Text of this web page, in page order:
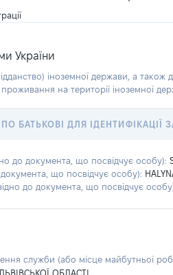
України
іноземної держави, а також
на території іноземної
ПО БАТЬКОВІ ДЛЯ ІДЕНТИФІКАЦІЇ
до документа, що посвідчує особу):
документа, що посвідчує особу):
до документа, що посвідчує
служби (або місце майбутньої
ОБЛАСТІ